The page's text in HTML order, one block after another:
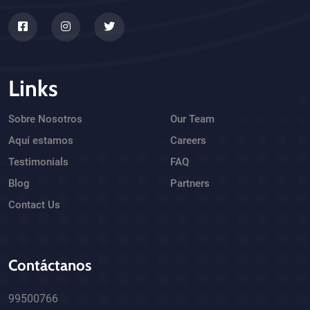
Links
Sobre Nosotros
Aquí estamos
Testimonials
Blog
Contact Us
Our Team
Careers
FAQ
Partners
Contáctanos
99500766